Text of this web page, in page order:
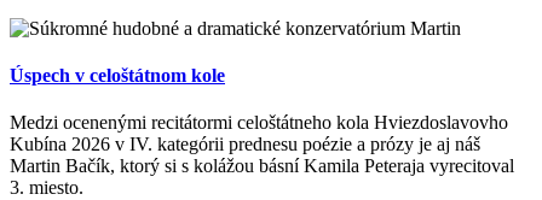
Úspech v celoštátnom kole
Medzi ocenenými recitátormi celoštátneho kola Hviezdoslavovho
Kubína 2026 v IV. kategórii prednesu poézie a prózy je aj náš
Martin Bačík, ktorý si s kolážou básní Kamila Peteraja vyrecitoval
3. miesto.